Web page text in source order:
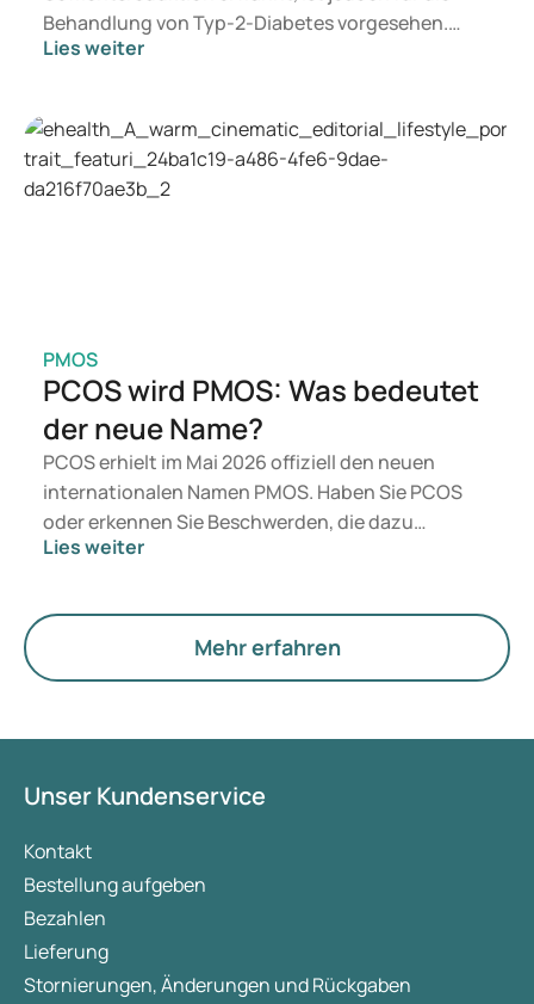
Behandlung von Typ-2-Diabetes vorgesehen.
Suchen Sie eine Therapie zur Gewichtskontrolle,
geeignet ist, entscheidet ein Arzt auf Basis Ihrer
gesundheitlichen Verfassung, Ihres BMI und Ihrer
aktuellen Medikation.
Lies weiter
PMOS
PCOS wird PMOS: Was bedeutet
der neue Name?
PCOS erhielt im Mai 2026 offiziell den neuen
internationalen Namen PMOS. Haben Sie PCOS
oder erkennen Sie Beschwerden, die dazu
passen? Medizinisch ändert sich vorerst nichts.
Hormone, den Stoffwechsel und die Funktion der
Lies weiter
Mehr erfahren
Unser Kundenservice
Kontakt
Bestellung aufgeben
Bezahlen
Lieferung
Stornierungen, Änderungen und Rückgaben